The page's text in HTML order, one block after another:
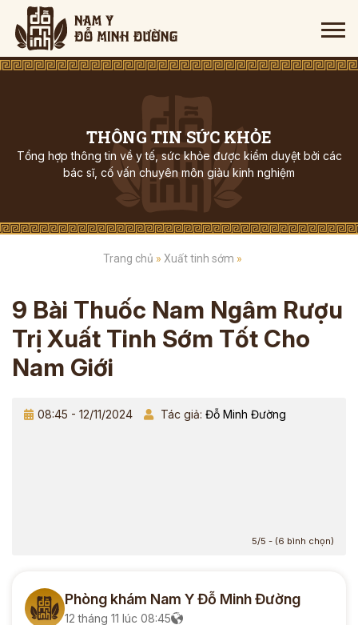
THÔNG TIN SỨC KHỎE
Tổng hợp thông tin về y tế, sức khỏe được kiểm duyệt bởi các
bác sĩ, cố vấn chuyên môn giàu kinh nghiệm
Trang chủ » Xuất tinh sớm »
9 Bài Thuốc Nam Ngâm Rượu
Trị Xuất Tinh Sớm Tốt Cho
Nam Giới
08:45 - 12/11/2024 Tác giả: Đỗ Minh Đường
5/5 - (6 bình chọn)
Phòng khám Nam Y Đỗ Minh Đường
12 tháng 11 lúc 08:45